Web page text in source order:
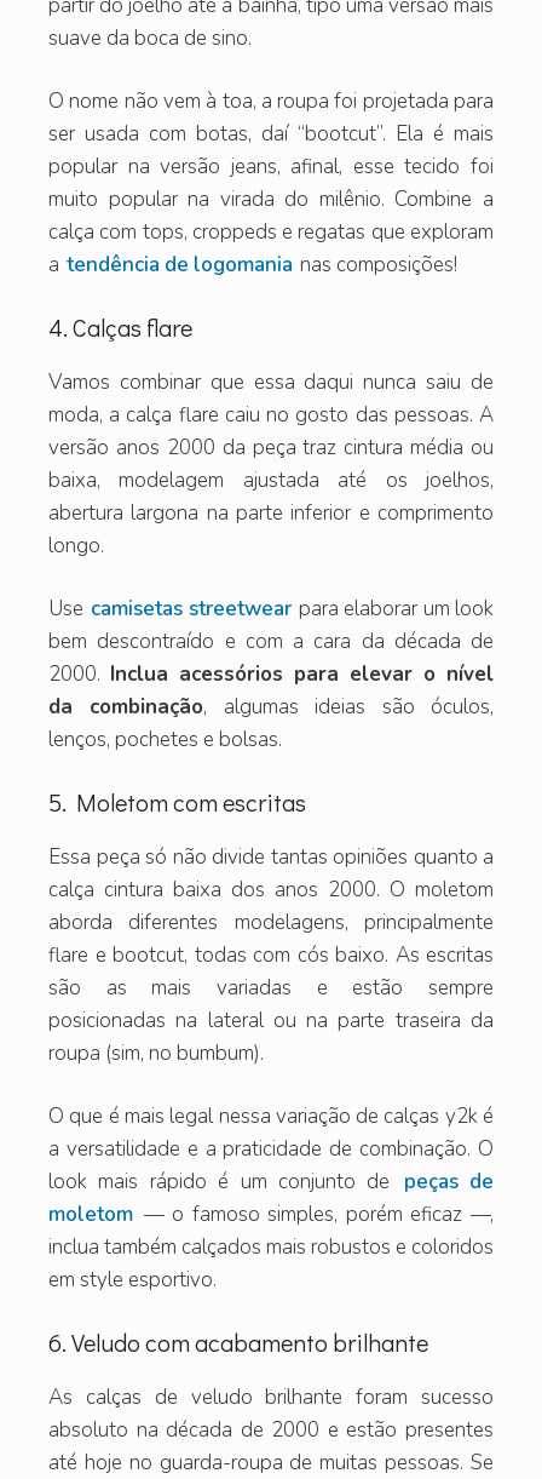
suave da boca de sino.
O nome não vem à toa, a roupa foi projetada para
ser usada com botas, daí “bootcut”. Ela é mais
popular na versão jeans, afinal, esse tecido foi
muito popular na virada do milênio. Combine a
calça com tops, croppeds e regatas que exploram
a tendência de logomania nas composições!
4. Calças flare
Vamos combinar que essa daqui nunca saiu de
moda, a calça flare caiu no gosto das pessoas. A
versão anos 2000 da peça traz cintura média ou
baixa, modelagem ajustada até os joelhos,
abertura largona na parte inferior e comprimento
longo.
Use camisetas streetwear para elaborar um look
bem descontraído e com a cara da década de
2000. Inclua acessórios para elevar o nível
da combinação, algumas ideias são óculos,
lenços, pochetes e bolsas.
5. Moletom com escritas
Essa peça só não divide tantas opiniões quanto a
calça cintura baixa dos anos 2000. O moletom
aborda diferentes modelagens, principalmente
flare e bootcut, todas com cós baixo. As escritas
são as mais variadas e estão sempre
posicionadas na lateral ou na parte traseira da
roupa (sim, no bumbum).
O que é mais legal nessa variação de calças y2k é
a versatilidade e a praticidade de combinação. O
look mais rápido é um conjunto de
peças de
moletom — o famoso simples, porém eficaz —,
inclua também calçados mais robustos e coloridos
em style esportivo.
6. Veludo com acabamento brilhante
As calças de veludo brilhante foram sucesso
absoluto na década de 2000 e estão presentes
até hoje no guarda-roupa de muitas pessoas. Se